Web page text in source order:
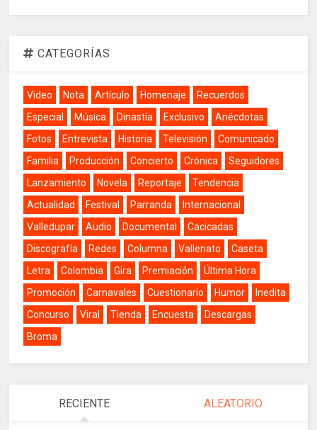
CATEGORÍAS
Video Nota Artículo Homenaje
Recuerdos
Especial
Música Dinastía Exclusivo
Anécdotas
Fotos
Entrevista Historia Televisión
Comunicado
Familia
Producción Concierto Crónica
Seguidores
Lanzamiento
Novela Reportaje
Tendencia
Actualidad
Festival Parranda
Internacional
Valledupar
Audio Documental
Cacicadas
Discografía
Redes Columna Vallenato
Caseta
Letra
Colombia Gira Premiación
Última Hora
Promoción
Carnavales Cuestionario Humor
Inedita
Concurso
Viral Tienda Encuesta
Descargas
Broma
RECIENTE ALEATORIO